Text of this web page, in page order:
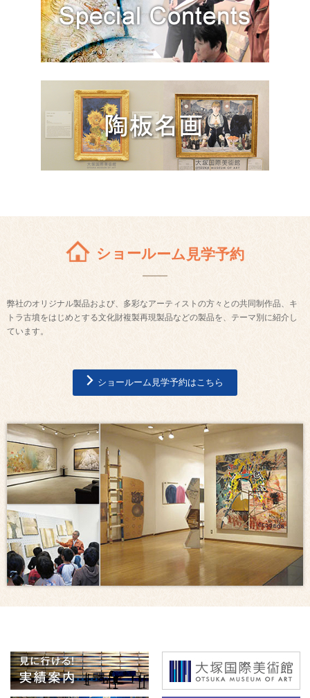
ショールーム見学予約
弊社のオリジナル製品および、多彩なアーティストの方々との共同制作品、キ
トラ古墳をはじめとする文化財複製再現製品などの製品を、テーマ別に紹介し
ています。
ショールーム見学予約はこちら